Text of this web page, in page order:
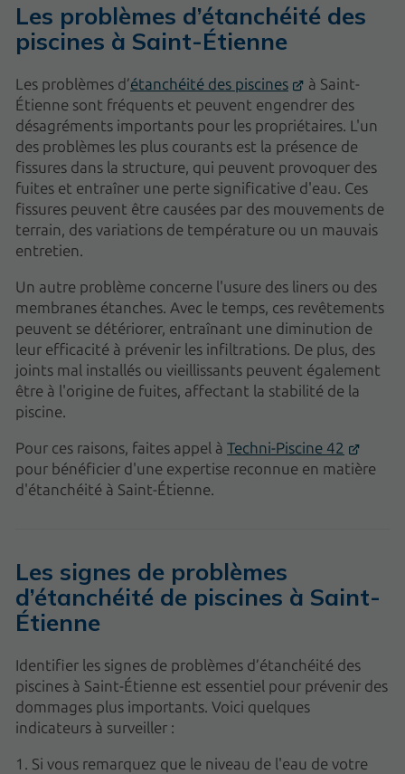
Les problèmes d’étanchéité des
piscines à Saint-Étienne
Les problèmes d’étanchéité des piscines
à Saint-
Étienne sont fréquents et peuvent engendrer des
désagréments importants pour les propriétaires. L'un
des problèmes les plus courants est la présence de
fissures dans la structure, qui peuvent provoquer des
fuites et entraîner une perte significative d'eau. Ces
fissures peuvent être causées par des mouvements de
terrain, des variations de température ou un mauvais
entretien.
Un autre problème concerne l'usure des liners ou des
membranes étanches. Avec le temps, ces revêtements
peuvent se détériorer, entraînant une diminution de
leur efficacité à prévenir les infiltrations. De plus, des
joints mal installés ou vieillissants peuvent également
être à l'origine de fuites, affectant la stabilité de la
piscine.
Pour ces raisons, faites appel à Techni-Piscine 42
pour bénéficier d'une expertise reconnue en matière
d'étanchéité à Saint-Étienne.
Les signes de problèmes
d’étanchéité de piscines à Saint-
Étienne
Identifier les signes de problèmes d’étanchéité des
piscines à Saint-Étienne est essentiel pour prévenir des
dommages plus importants. Voici quelques
indicateurs à surveiller :
1. Si vous remarquez que le niveau de l'eau de votre